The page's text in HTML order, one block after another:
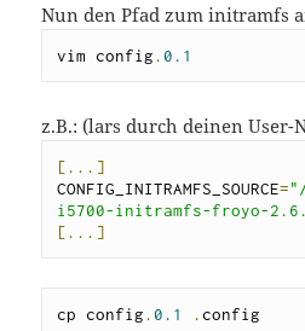
Nun den Pfad zum initramfs
vim config .0.1
z.B.: (lars durch deinen User-
[...]
CONFIG_INITRAMFS_SOURCE=
i5700-initramfs-froyo-
[...]
cp config .0.1 .config